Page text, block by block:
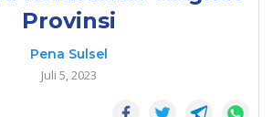
Provinsi
Pena Sulsel
Juli 5, 2023